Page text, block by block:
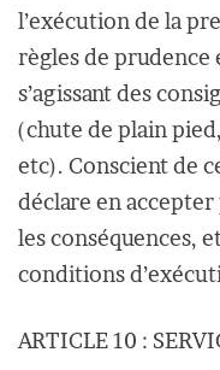
l’exécution de la
règles de
s’agissant des
(chute de plain
etc). Conscient de
déclare en
les conséquences,
conditions
ARTICLE 10 :